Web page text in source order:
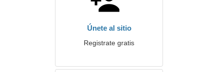
Únete al sitio
Registrate gratis